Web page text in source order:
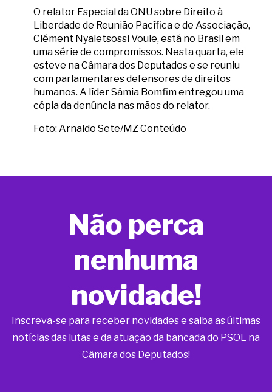
O relator Especial da ONU sobre Direito à
Liberdade de Reunião Pacífica e de Associação,
Clément Nyaletsossi Voule, está no Brasil em
uma série de compromissos. Nesta quarta, ele
esteve na Câmara dos Deputados e se reuniu
com parlamentares defensores de direitos
humanos. A líder Sâmia Bomfim entregou uma
cópia da denúncia nas mãos do relator.
Foto: Arnaldo Sete/MZ Conteúdo
Não perca
nenhuma
novidade!
Inscreva-se para receber novidades e saiba as últimas
notícias das lutas e da atuação da bancada do PSOL na
Câmara dos Deputados!